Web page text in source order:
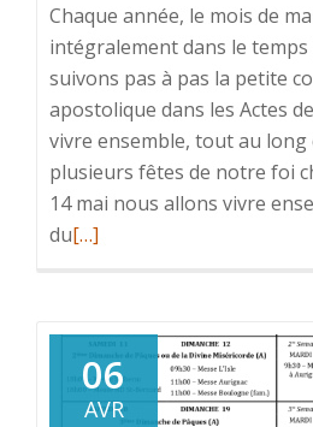
Chaque année, le mois de
intégralement dans le temps
suivons pas à pas la petite
apostolique dans les Actes
vivre ensemble, tout au long
plusieurs fêtes de notre foi
14 mai nous allons vivre
duEn
surLE
MOIS
DE
[…]
06
AVR